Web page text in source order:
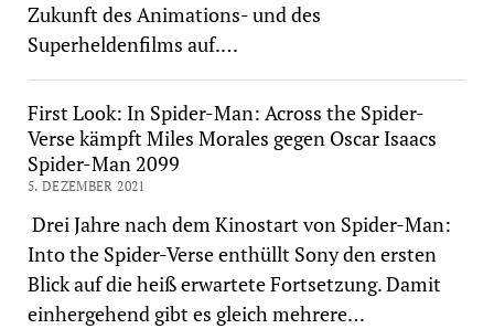
Zukunft des Animations- und des
Superheldenfilms auf.…
First Look: In Spider-Man: Across the Spider-
Verse kämpft Miles Morales gegen Oscar Isaacs
Spider-Man 2099
5. DEZEMBER 2021
Drei Jahre nach dem Kinostart von Spider-Man:
Into the Spider-Verse enthüllt Sony den ersten
Blick auf die heiß erwartete Fortsetzung. Damit
einhergehend gibt es gleich mehrere…